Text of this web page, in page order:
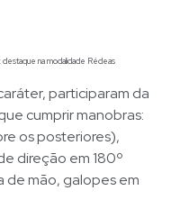
na modalidade Rédeas
participaram da
cumprir manobras:
os posteriores),
direção em 180º
de mão, galopes em